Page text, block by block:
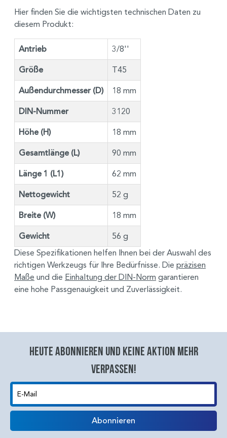
Hier finden Sie die wichtigsten technischen Daten zu
diesem Produkt:
Antrieb 3/8''
Größe T45
Außendurchmesser (D) 18 mm
DIN-Nummer 3120
Höhe (H) 18 mm
Gesamtlänge (L) 90 mm
Länge 1 (L1) 62 mm
Nettogewicht 52 g
Breite (W) 18 mm
Gewicht
56 g
Diese Spezifikationen helfen Ihnen bei der Auswahl des
richtigen Werkzeugs für Ihre Bedürfnisse. Die präzisen
Maße und die Einhaltung der DIN-Norm garantieren
eine hohe Passgenauigkeit und Zuverlässigkeit.
Heute abonnieren und keine aktion mehr
verpassen!
E-Mail
Abonnieren